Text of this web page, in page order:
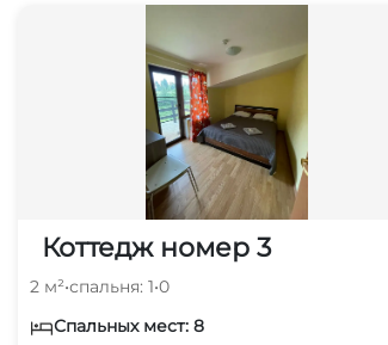
Коттедж номер 3
2 м²•спальня: 1•0
Спальных мест: 8